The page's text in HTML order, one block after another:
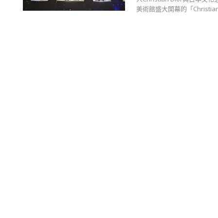
美術館盛大開幕的「